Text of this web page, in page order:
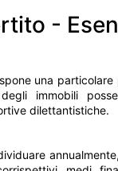
-
una particolare
immobili
dilettantistiche.
documentazione e
e bilanci,
di